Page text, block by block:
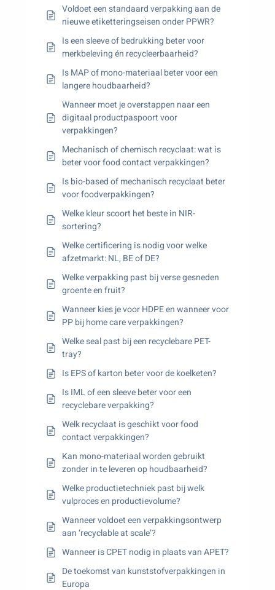
Voldoet een standaard verpakking aan de
nieuwe etiketteringseisen onder PPWR?
Is een sleeve of bedrukking beter voor
merkbeleving én recycleerbaarheid?
Is MAP of mono-materiaal beter voor een
langere houdbaarheid?
Wanneer moet je overstappen naar een
digitaal productpaspoort voor
verpakkingen?
Mechanisch of chemisch recyclaat: wat is
beter voor food contact verpakkingen?
Is bio-based of mechanisch recyclaat beter
voor foodverpakkingen?
Welke kleur scoort het beste in NIR-
sortering?
Welke certificering is nodig voor welke
afzetmarkt: NL, BE of DE?
Welke verpakking past bij verse gesneden
groente en fruit?
Wanneer kies je voor HDPE en wanneer voor
PP bij home care verpakkingen?
Welke seal past bij een recyclebare PET-
tray?
Is EPS of karton beter voor de koelketen?
Is IML of een sleeve beter voor een
recyclebare verpakking?
Welk recyclaat is geschikt voor food
contact verpakkingen?
Kan mono-materiaal worden gebruikt
zonder in te leveren op houdbaarheid?
Welke productietechniek past bij welk
vulproces en productievolume?
Wanneer voldoet een verpakkingsontwerp
aan ‘recyclable at scale’?
Wanneer is CPET nodig in plaats van APET?
De toekomst van kunststofverpakkingen in
Europa